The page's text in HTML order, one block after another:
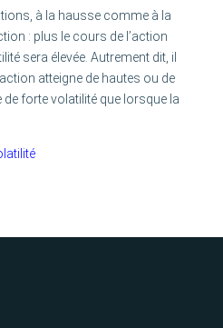
à la hausse comme à la
: plus le cours de l’action
sera élevée. Autrement dit, il
atteigne de hautes ou de
forte volatilité que lorsque la